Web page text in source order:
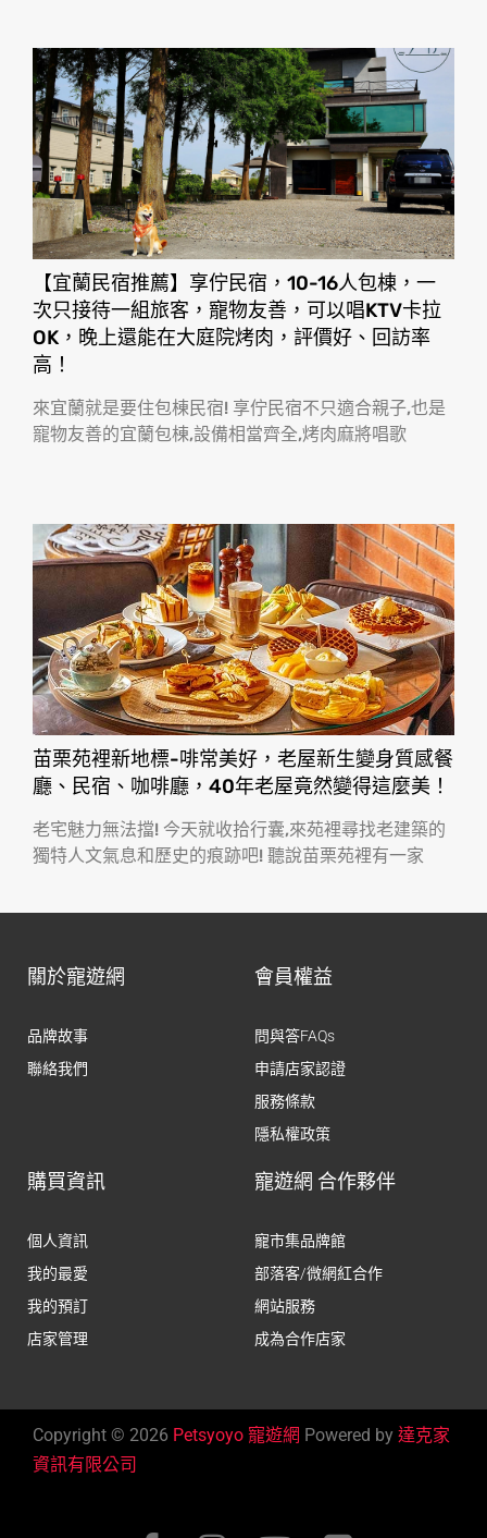
【宜蘭民宿推薦】享佇民宿，10-16人包棟，一
次只接待一組旅客，寵物友善，可以唱KTV卡拉
OK，晚上還能在大庭院烤肉，評價好、回訪率
高！
來宜蘭就是要住包棟民宿! 享佇民宿不只適合親子,也是
寵物友善的宜蘭包棟,設備相當齊全,烤肉麻將唱歌
苗栗苑裡新地標-啡常美好，老屋新生變身質感餐
廳、民宿、咖啡廳，40年老屋竟然變得這麼美！
老宅魅力無法擋! 今天就收拾行囊,來苑裡尋找老建築的
獨特人文氣息和歷史的痕跡吧! 聽說苗栗苑裡有一家
關於寵遊網
品牌故事
聯絡我們
會員權益
問與答FAQs
申請店家認證
服務條款
隱私權政策
購買資訊
個人資訊
我的最愛
我的預訂
店家管理
寵遊網 合作夥伴
寵市集品牌館
部落客/微網紅合作
網站服務
成為合作店家
Copyright © 2026 Petsyoyo 寵遊網 Powered by 達克家
資訊有限公司